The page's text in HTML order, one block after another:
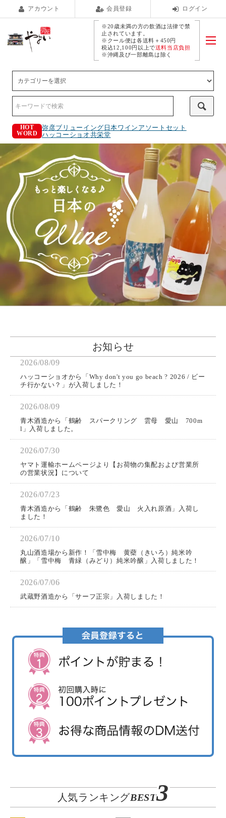
アカウント 会員登録 ログイン
※20歳未満の方の飲酒は法律で禁
止されています。
※クール便は各送料＋450円
税込12,100円以上で送料当店負担
※沖縄及び一部離島は除く
HOT
WORD
弥彦ブリューイング 日本ワインアソートセット
ハッコーショオ共栄堂
お知らせ
2026/08/09
ハッコーショオから「Why don't you go beach ? 2026 / ビー
チ行かない？」が入荷しました！
2026/08/09
青木酒造から「鶴齢 スパークリング 雲母 愛山 700m
l」入荷しました。
2026/07/30
ヤマト運輸ホームページより【お荷物の集配および営業所
の営業状況】について
2026/07/23
青木酒造から「鶴齢 朱鷺色 愛山 火入れ原酒」入荷し
ました！
2026/07/10
丸山酒造場から新作！「雪中梅 黄蘗（きいろ）純米吟
醸」「雪中梅 青緑（みどり）純米吟醸」入荷しました！
2026/07/06
武蔵野酒造から「サーフ正宗」入荷しました！
人気ランキングBEST3